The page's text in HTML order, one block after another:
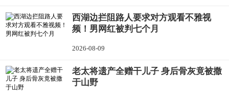
西湖边拦阻路人要求对方观看不雅视
频！男网红被判七个月
2026-08-09
老太将遗产全赠干儿子 身后骨灰竟被撒
于山野